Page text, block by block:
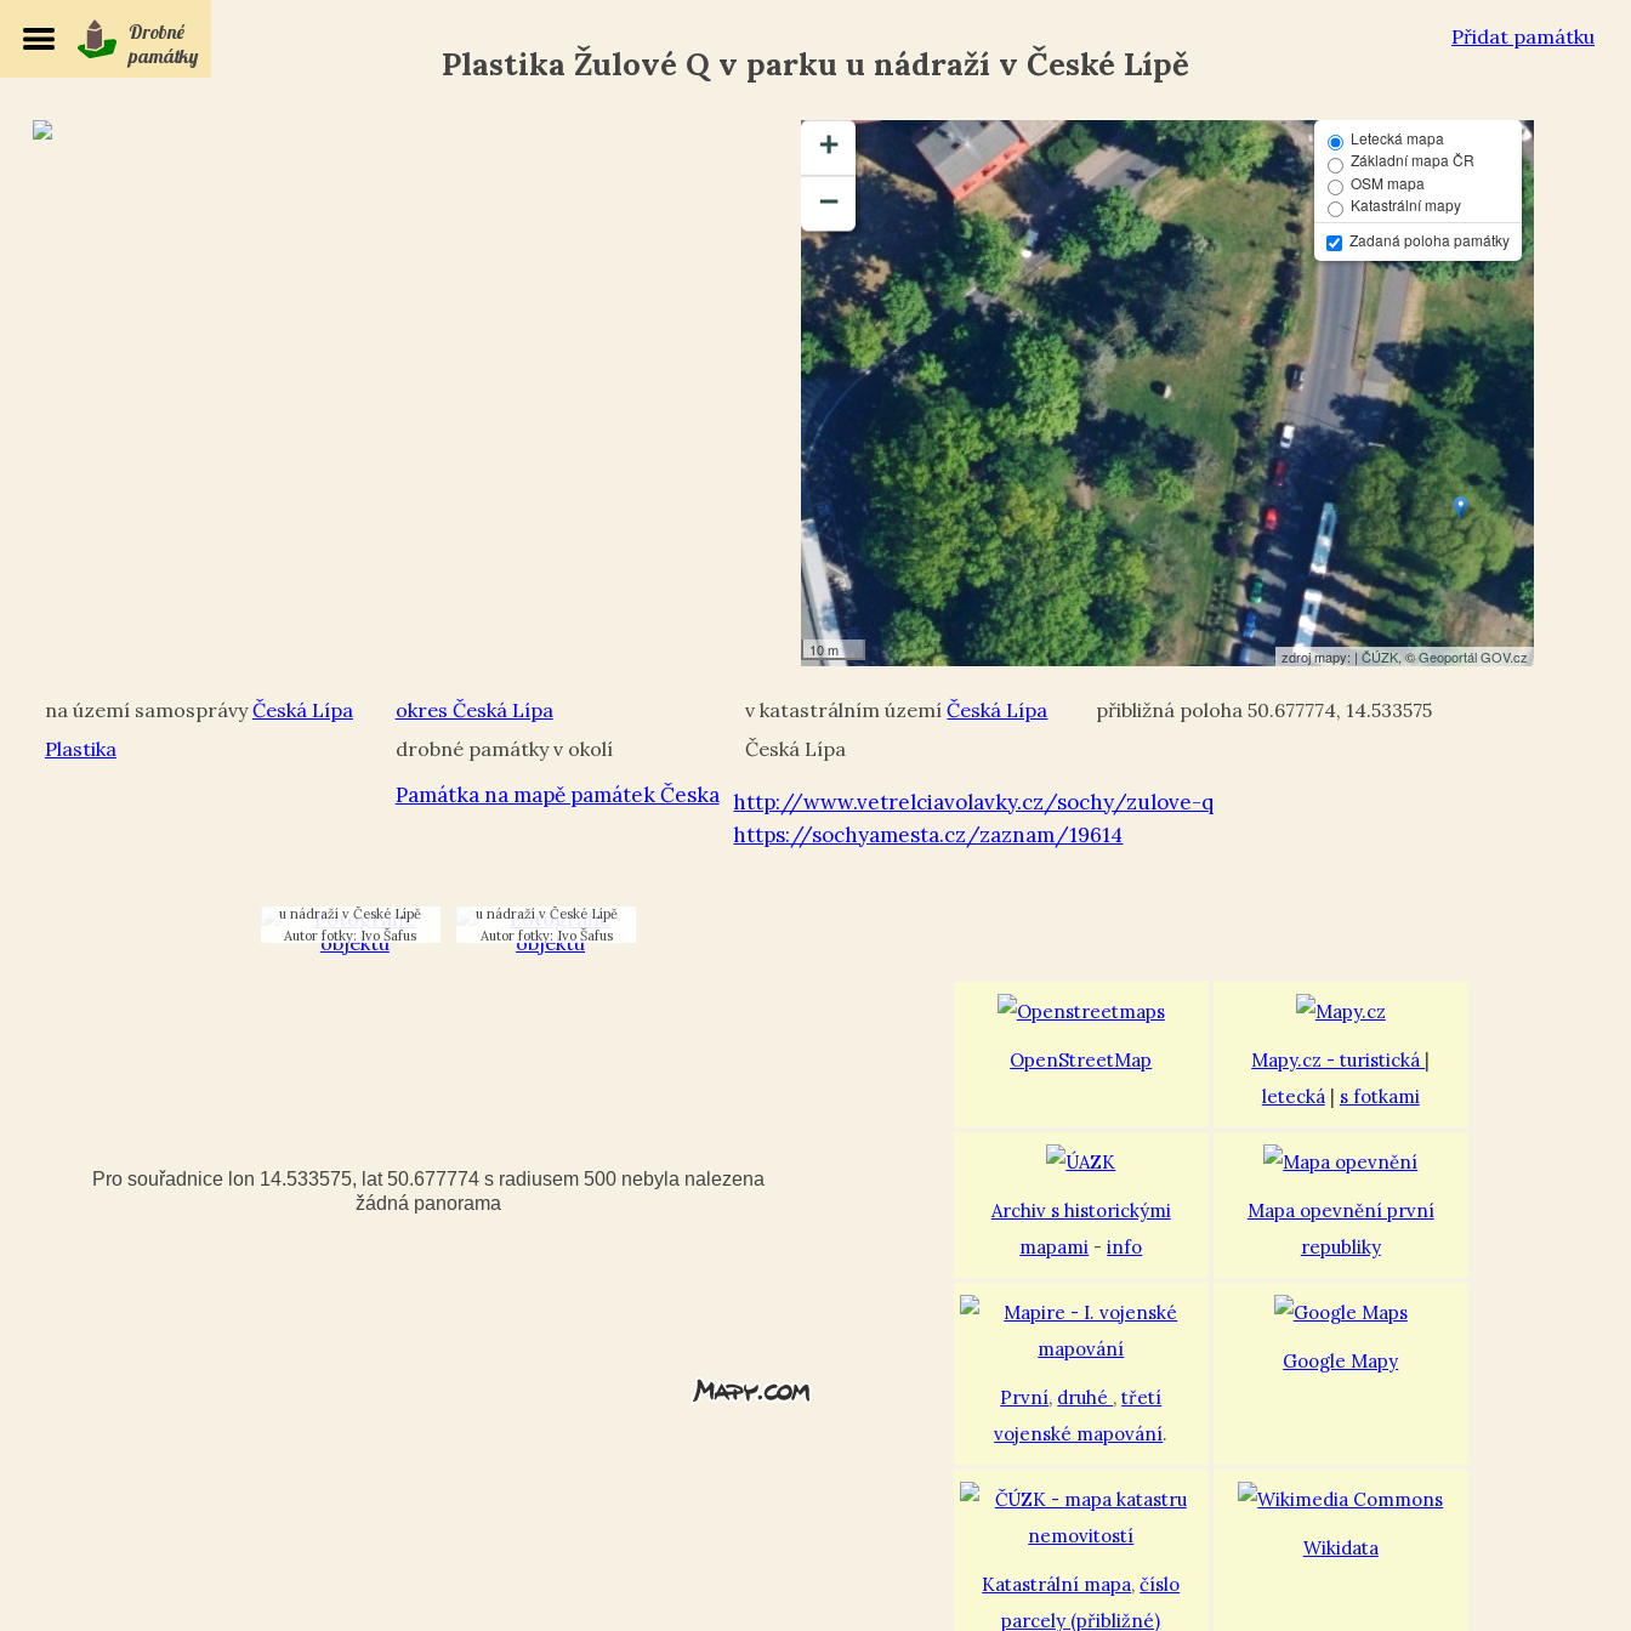
Přidat památku
Drobné
památky
Plastika Žulové Q v parku u nádraží v České Lípě
+
−
Letecká mapa
Základní mapa ČR
OSM mapa
Katastrální mapy
Zadaná poloha památky
10 m zdroj mapy: |ČÚZK, ©Geoportál GOV.cz
Česká Lípa okres Česká Lípa Česká Lípa 50.677774, 14.533575
Plastika
Památka na mapě památek Česka
Česká Lípa
http://www.vetrelciavolavky.cz/sochy/zulove-q
https://sochyamesta.cz/zaznam/19614
u nádraží v České Lípě
Autor fotky: Ivo Šafus
u nádraží v České Lípě
Autor fotky: Ivo Šafus
Pro souřadnice lon 14.533575, lat 50.677774 s radiusem 500 nebyla nalezena
žádná panorama
OpenStreetMap Mapy.cz - turistická |
letecká| s fotkami
Archiv s historickými
mapami -info
Mapa opevnění první
republiky
První, druhé ,třetí
vojenské mapování.
Google Mapy
Katastrální mapa,číslo
parcely (přibližné)
Wikidata